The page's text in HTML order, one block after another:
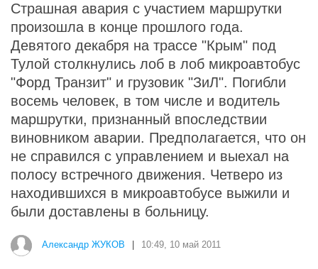
Страшная авария с участием маршрутки
произошла в конце прошлого года.
Девятого декабря на трассе "Крым" под
Тулой столкнулись лоб в лоб микроавтобус
"Форд Транзит" и грузовик "ЗиЛ". Погибли
восемь человек, в том числе и водитель
маршрутки, признанный впоследствии
виновником аварии. Предполагается, что он
не справился с управлением и выехал на
полосу встречного движения. Четверо из
находившихся в микроавтобусе выжили и
были доставлены в больницу.
Александр ЖУКОВ 10:49, 10 май 2011